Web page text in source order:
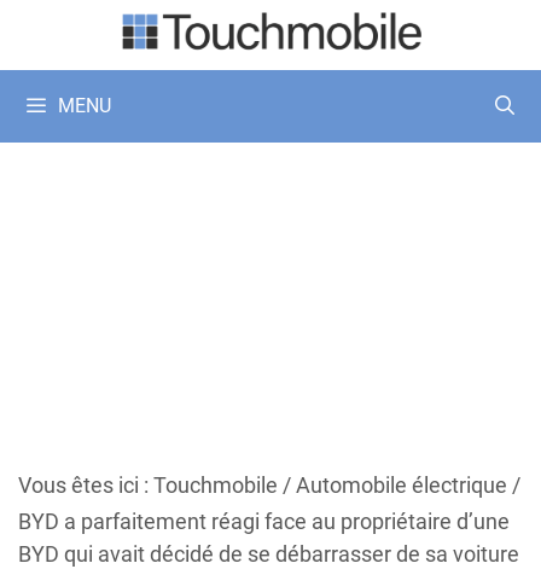
MENU
Vous êtes ici : Touchmobile /Automobile électrique /
BYD a parfaitement réagi face au propriétaire d’une
BYD qui avait décidé de se débarrasser de sa voiture